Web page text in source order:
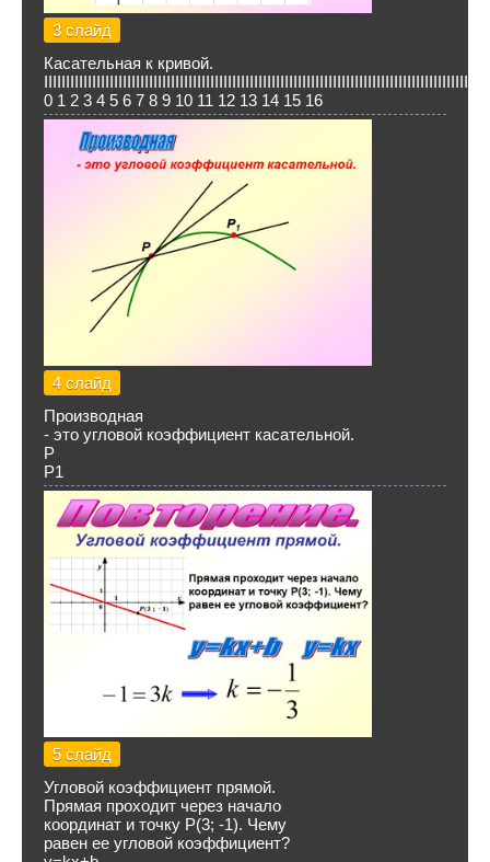
3 слайд
Касательная к кривой.
0 1 2 3 4 5 6 7 8 9 10 11 12 13 14 15 16
4 слайд
Производная
- это угловой коэффициент касательной.
Р
Р1
5 слайд
Угловой коэффициент прямой.
Прямая проходит через начало
координат и точку Р(3; -1). Чему
равен ее угловой коэффициент?